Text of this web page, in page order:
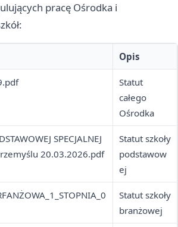
pracę Ośrodka i
Opis
Statut
całego
Ośrodka
SPECJALNEJ
20.03.2026.pdf
Statut szkoły
podstawow
ej
Statut szkoły
branżowej